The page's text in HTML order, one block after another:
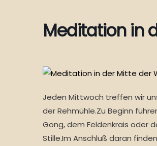
Meditation in
Jeden Mittwoch treffen wir
der Rehmühle.Zu Beginn
Gong, dem Feldenkrais oder
Stille.Im Anschluß daran